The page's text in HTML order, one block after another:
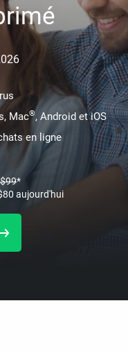
Mac®, Android et iOS
en ligne
$99*
80 aujourd'hui